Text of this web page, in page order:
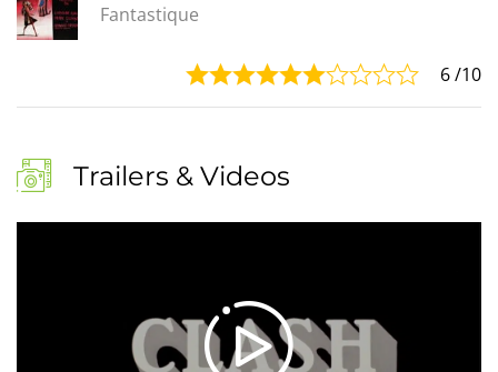
Fantastique
6/10
Trailers & Videos